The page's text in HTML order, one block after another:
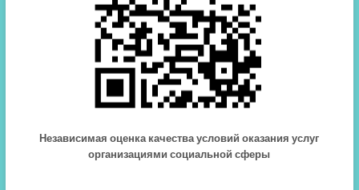
Независимая оценка качества условий оказания услуг
организациями социальной сферы